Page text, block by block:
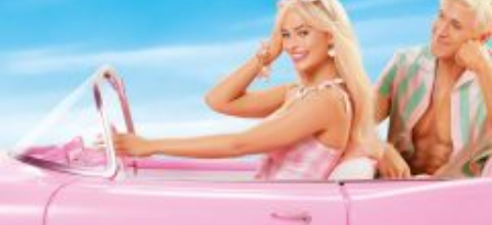
Ajouter aux favoris
Description
A Barbie Land, vous êtes un être parfait dans un monde
parfait. Sauf si vous êtes en crise existentielle, ou si vous êtes
Ken.